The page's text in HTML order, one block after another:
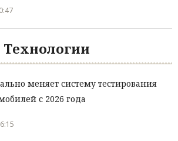
Технологии
меняет систему тестирования
с 2026 года